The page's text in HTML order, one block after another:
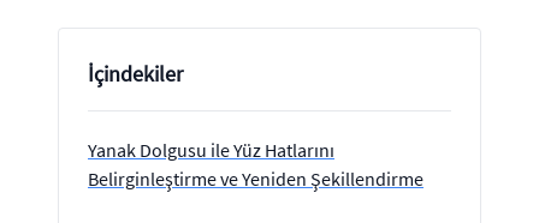
İçindekiler
Yanak Dolgusu ile Yüz Hatlarını
Belirginleştirme ve Yeniden Şekillendirme